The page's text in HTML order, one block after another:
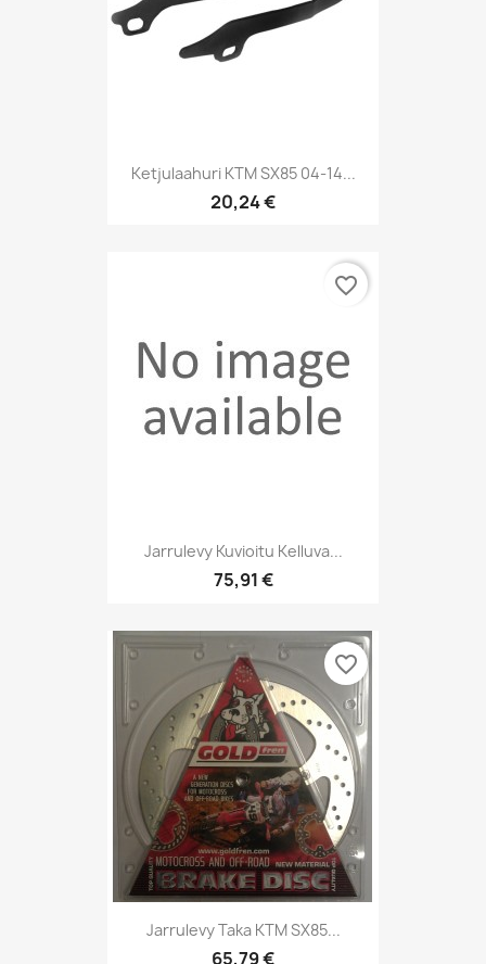
Ketjulaahuri KTM SX85 04-14...
20,24 €
Jarrulevy Kuvioitu Kelluva...
75,91 €
favorite_border
Jarrulevy Taka KTM SX85...
65,79 €
favorite_border